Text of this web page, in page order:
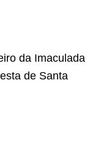
da Imaculada
de Santa